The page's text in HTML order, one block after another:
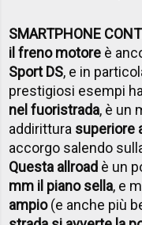
SMARTPHONE
il freno motore è
Sport DS, e in
prestigiosi esempi
nel fuoristrada, è un
addirittura superiore
accorgo salendo
Questa allroad è un
mm il piano sella, e
ampio(e anche più